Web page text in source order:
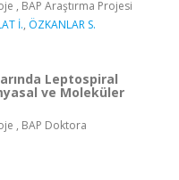
, BAP Araştırma Projesi
İ., ÖZKANLAR S.
Leptospiral
ve Moleküler
, BAP Doktora